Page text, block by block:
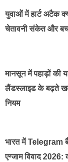
युवाओं में हार्ट अटैक
चेतावनी संकेत और
मानसून में पहाड़ों की
लैंडस्लाइड के बढ़ते
नियम
भारत में Telegram
एग्जाम विवाद 2026: